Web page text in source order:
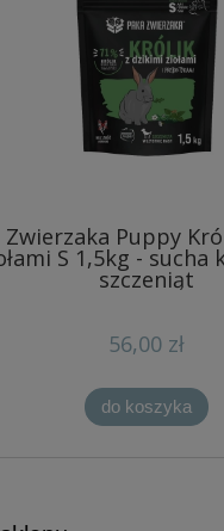
Zwierzaka Puppy
S 1,5kg - sucha
szczeniąt
56,00 zł
do koszyka